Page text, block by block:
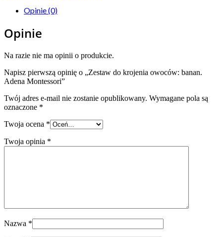
Opinie (0)
Opinie
Na razie nie ma opinii o produkcie.
Napisz pierwszą opinię o „Zestaw do krojenia owoców: banan.
Adena Montessori”
Twój adres e-mail nie zostanie opublikowany. Wymagane pola są
oznaczone *
Twoja ocena *
Twoja opinia *
Nazwa *